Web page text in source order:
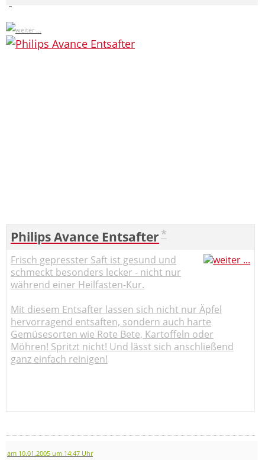
Philips Avance Entsafter *
Frisch gepresster Saft ist gesund und
schmeckt besonders lecker - nicht nur
während einer Heilfasten-Kur.
Mit diesem Entsafter lassen sich nicht nur Äpfel
hervorragend entsaften, sondern auch harte
Gemüsesorten wie Rote Bete, Kartoffeln oder
Möhren! Spritzt nicht! Und lässt sich anschließend
ganz einfach reinigen!
am 10.01.2005 um 14:47 Uhr